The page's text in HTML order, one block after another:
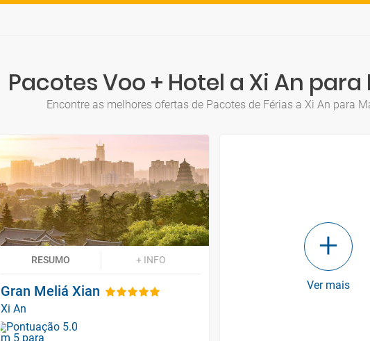
Pacotes Voo + Hotel a Xi An para
Encontre as melhores ofertas de Pacotes de Férias a Xi An para
RESUMO + INFO
Gran Meliá Xian
Xi An
Ver mais